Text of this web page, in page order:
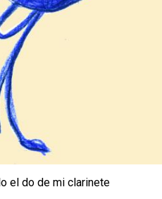
el do de mi clarinete